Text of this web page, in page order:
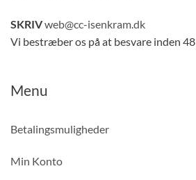
SKRIVweb@cc-isenkram.dk
Vi bestræber os på at besvare inden
Menu
Betalingsmuligheder
Min Konto